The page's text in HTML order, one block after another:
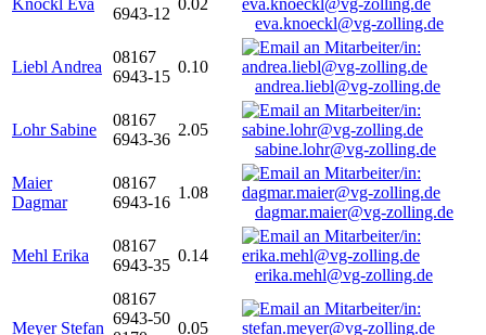
Knöckl Eva
6943-12
0.02
eva.knoeckl@vg-zolling.de
Liebl Andrea
08167
6943-15
0.10
andrea.liebl@vg-zolling.de
Lohr Sabine
08167
6943-36
2.05
sabine.lohr@vg-zolling.de
Maier
Dagmar
08167
6943-16
1.08
dagmar.maier@vg-zolling.de
Mehl Erika
08167
6943-35
0.14
erika.mehl@vg-zolling.de
Meyer Stefan
08167
6943-50
0.05